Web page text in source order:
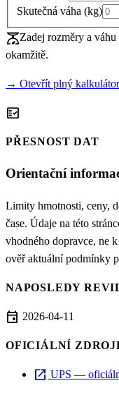
Skutečná váha (kg)
scaleZadej rozměry a
okamžitě.
→ Otevřít plný
fact_check
PŘESNOST DAT
Orientační
Limity hmotnosti, ceny,
čase. Údaje na této
vhodného dopravce, ne
ověř aktuální podmínky
NAPOSLEDY
event 2026-04-11
OFICIÁLNÍ
open_in_new UPS —